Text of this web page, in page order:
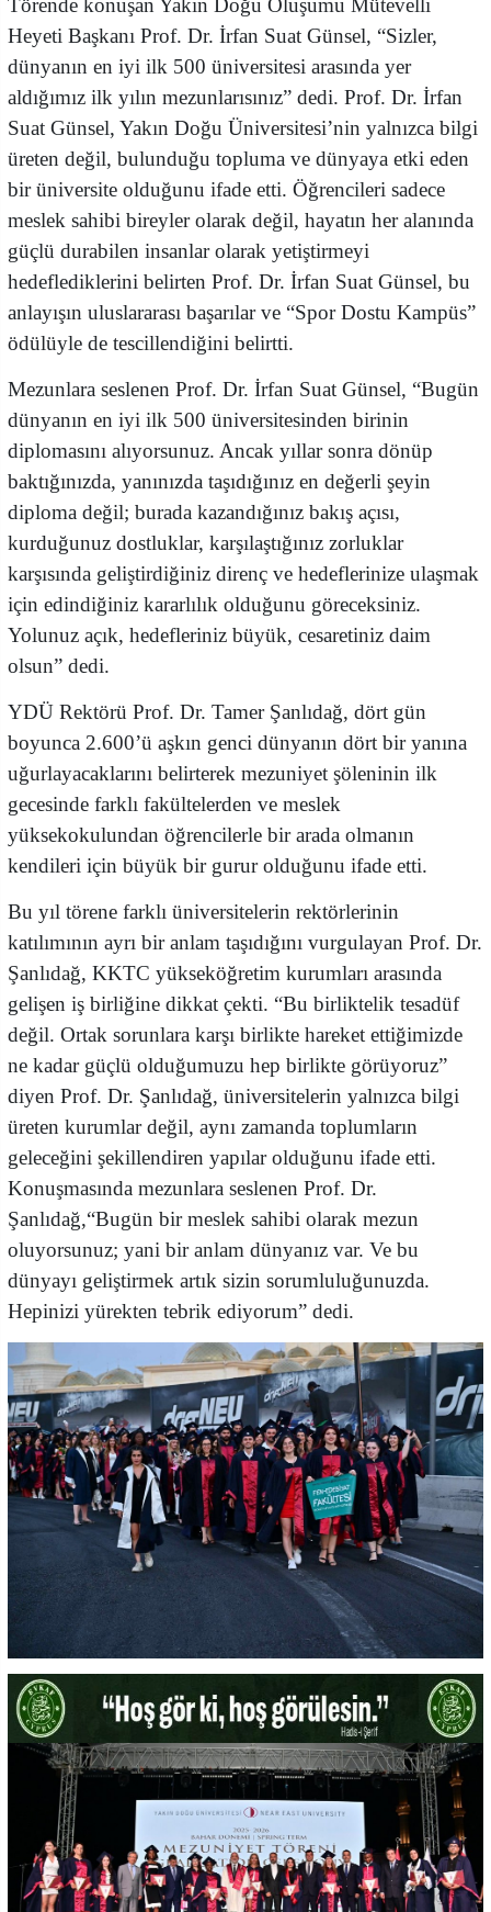
Törende konuşan Yakın Doğu Oluşumu Mütevelli
Heyeti Başkanı Prof. Dr. İrfan Suat Günsel, “Sizler,
dünyanın en iyi ilk 500 üniversitesi arasında yer
aldığımız ilk yılın mezunlarısınız” dedi. Prof. Dr. İrfan
Suat Günsel, Yakın Doğu Üniversitesi’nin yalnızca bilgi
üreten değil, bulunduğu topluma ve dünyaya etki eden
bir üniversite olduğunu ifade etti. Öğrencileri sadece
meslek sahibi bireyler olarak değil, hayatın her alanında
güçlü durabilen insanlar olarak yetiştirmeyi
hedeflediklerini belirten Prof. Dr. İrfan Suat Günsel, bu
anlayışın uluslararası başarılar ve “Spor Dostu Kampüs”
ödülüyle de tescillendiğini belirtti.
Mezunlara seslenen Prof. Dr. İrfan Suat Günsel, “Bugün
dünyanın en iyi ilk 500 üniversitesinden birinin
diplomasını alıyorsunuz. Ancak yıllar sonra dönüp
baktığınızda, yanınızda taşıdığınız en değerli şeyin
diploma değil; burada kazandığınız bakış açısı,
kurduğunuz dostluklar, karşılaştığınız zorluklar
karşısında geliştirdiğiniz direnç ve hedeflerinize ulaşmak
için edindiğiniz kararlılık olduğunu göreceksiniz.
Yolunuz açık, hedefleriniz büyük, cesaretiniz daim
olsun” dedi.
YDÜ Rektörü Prof. Dr. Tamer Şanlıdağ, dört gün
boyunca 2.600’ü aşkın genci dünyanın dört bir yanına
uğurlayacaklarını belirterek mezuniyet şöleninin ilk
gecesinde farklı fakültelerden ve meslek
yüksekokulundan öğrencilerle bir arada olmanın
kendileri için büyük bir gurur olduğunu ifade etti.
Bu yıl törene farklı üniversitelerin rektörlerinin
katılımının ayrı bir anlam taşıdığını vurgulayan Prof. Dr.
Şanlıdağ, KKTC yükseköğretim kurumları arasında
gelişen iş birliğine dikkat çekti. “Bu birliktelik tesadüf
değil. Ortak sorunlara karşı birlikte hareket ettiğimizde
ne kadar güçlü olduğumuzu hep birlikte görüyoruz”
diyen Prof. Dr. Şanlıdağ, üniversitelerin yalnızca bilgi
üreten kurumlar değil, aynı zamanda toplumların
geleceğini şekillendiren yapılar olduğunu ifade etti.
Konuşmasında mezunlara seslenen Prof. Dr.
Şanlıdağ,“Bugün bir meslek sahibi olarak mezun
oluyorsunuz; yani bir anlam dünyanız var. Ve bu
dünyayı geliştirmek artık sizin sorumluluğunuzda.
Hepinizi yürekten tebrik ediyorum” dedi.